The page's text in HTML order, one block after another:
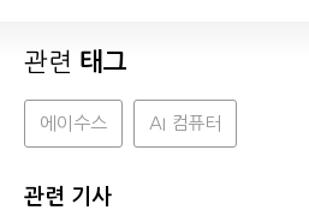
관련 태그
에이수스 AI 컴퓨터
관련 기사